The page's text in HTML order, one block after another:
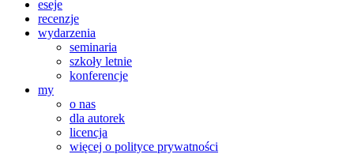
eseje
recenzje
wydarzenia
seminaria
szkoły letnie
konferencje
my
o nas
dla autorek
licencja
więcej o polityce prywatności